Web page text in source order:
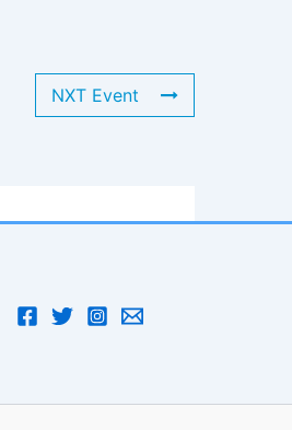
NXT Event